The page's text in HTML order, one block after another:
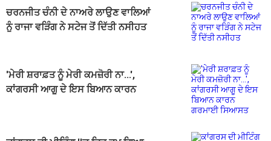
ਚਰਨਜੀਤ ਚੰਨੀ ਦੇ ਨਾਅਰੇ ਲਾਉਣ ਵਾਲਿਆਂ
ਨੂੰ ਰਾਜਾ ਵੜਿੰਗ ਨੇ ਸਟੇਜ ਤੋਂ ਦਿੱਤੀ ਨਸੀਹਤ
'ਮੇਰੀ ਸ਼ਰਾਫ਼ਤ ਨੂੰ ਮੇਰੀ ਕਮਜ਼ੋਰੀ ਨਾ...',
ਕਾਂਗਰਸੀ ਆਗੂ ਦੇ ਇਸ ਬਿਆਨ ਕਾਰਨ